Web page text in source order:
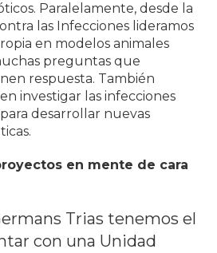
Paralelamente, desde la
las Infecciones lideramos
en modelos animales
preguntas que
respuesta. También
investigar las infecciones
desarrollar nuevas
.
en mente de cara
Trias tenemos el
con una Unidad